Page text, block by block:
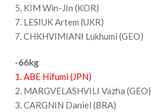
5. KIM Win-JIn (KOR)
7. LESIUK Artem (UKR)
7. CHKHVIMIANI Lukhumi (GEO)
-66kg
1. ABE Hifumi (JPN)
2. MARGVELASHVILI Vazha (GEO)
3. CARGNIN Daniel (BRA)